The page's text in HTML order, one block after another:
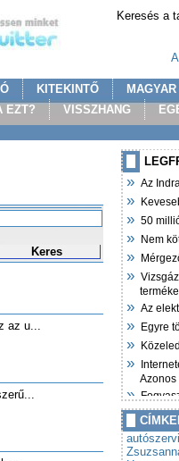
Keresés a
KITEKINTŐ
EZT? VISSZHANG
Keres
az u...
» Az
»
» 50
» Nem
»
»
» Az
» Egyre
»
»
Azonos
»
» Autót
»